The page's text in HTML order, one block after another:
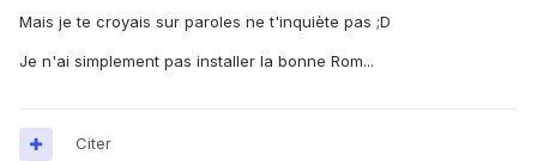
Mais je te croyais sur paroles ne t'inquiète pas ;D
Je n'ai simplement pas installer la bonne Rom...
Citer